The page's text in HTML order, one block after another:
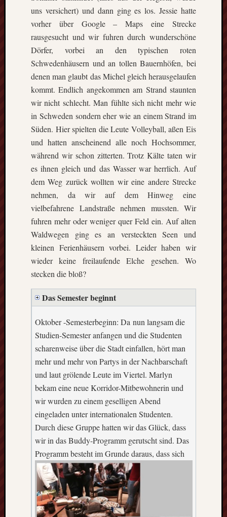
uns versichert) und dann ging es los. Jessie hatte
vorher über Google – Maps eine Strecke
rausgesucht und wir fuhren durch wunderschöne
Dörfer, vorbei an den typischen roten
Schwedenhäusern und an tollen Bauernhöfen, bei
denen man glaubt das Michel gleich herausgelaufen
kommt. Endlich angekommen am Strand staunten
wir nicht schlecht. Man fühlte sich nicht mehr wie
in Schweden sondern eher wie an einem Strand im
Süden. Hier spielten die Leute Volleyball, aßen Eis
und hatten anscheinend alle noch Hochsommer,
während wir schon zitterten. Trotz Kälte taten wir
es ihnen gleich und das Wasser war herrlich. Auf
dem Weg zurück wollten wir eine andere Strecke
nehmen, da wir auf dem Hinweg eine
vielbefahrene Landstraße nehmen mussten. Wir
fuhren mehr oder weniger quer Feld ein. Auf alten
Waldwegen ging es an versteckten Seen und
kleinen Ferienhäusern vorbei. Leider haben wir
wieder keine freilaufende Elche gesehen. Wo
stecken die bloß?
Das Semester beginnt
Oktober -Semesterbeginn: Da nun langsam die
Studien-Semester anfangen und die Studenten
scharenweise über die Stadt einfallen, hört man
mehr und mehr von Partys in der Nachbarschaft
und laut grölende Leute im Viertel. Marlyn
bekam eine neue Korridor-Mitbewohnerin und
wir wurden zu einem geselligen Abend
eingeladen unter internationalen Studenten.
Durch diese Gruppe hatten wir das Glück, dass
wir in das Buddy-Programm gerutscht sind. Das
Programm besteht im Grundedaraus, dass sich